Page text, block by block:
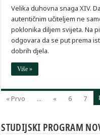
Velika duhovna snaga XIV.
autentičnim učiteljem ne
poklonika diljem svijeta. Na
odgovara da se put prema
dobrih djela.
Više »
« Prvo ... « 6 7
STUDIJSKI PROGRAM